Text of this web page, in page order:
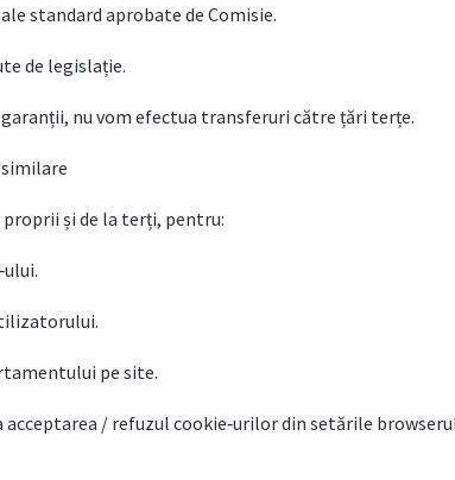
standard aprobate de Comisie.
de legislație.
nu vom efectua transferuri către țări terțe.
și de la terți, pentru:
pe site.
/ refuzul cookie‑urilor din setările